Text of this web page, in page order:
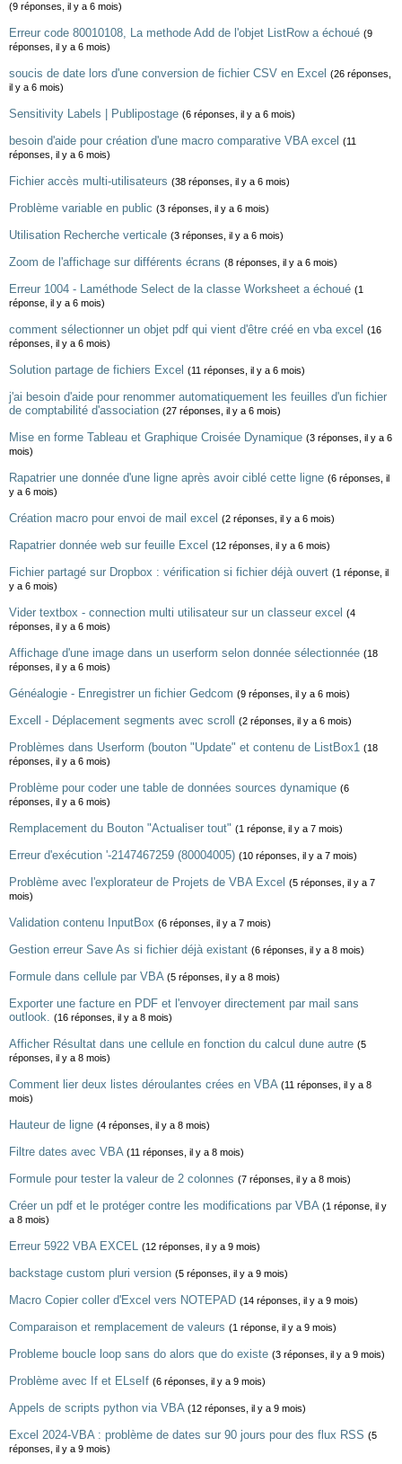
(9 réponses, il y a 6 mois)
Erreur code 80010108, La methode Add de l'objet ListRow a échoué (9
réponses, il y a 6 mois)
soucis de date lors d'une conversion de fichier CSV en Excel (26 réponses,
il y a 6 mois)
Sensitivity Labels | Publipostage (6 réponses, il y a 6 mois)
besoin d'aide pour création d'une macro comparative VBA excel (11
réponses, il y a 6 mois)
Fichier accès multi-utilisateurs (38 réponses, il y a 6 mois)
Problème variable en public (3 réponses, il y a 6 mois)
Utilisation Recherche verticale (3 réponses, il y a 6 mois)
Zoom de l'affichage sur différents écrans (8 réponses, il y a 6 mois)
Erreur 1004 - Laméthode Select de la classe Worksheet a échoué (1
réponse, il y a 6 mois)
comment sélectionner un objet pdf qui vient d'être créé en vba excel (16
réponses, il y a 6 mois)
Solution partage de fichiers Excel (11 réponses, il y a 6 mois)
j'ai besoin d'aide pour renommer automatiquement les feuilles d'un fichier
de comptabilité d'association (27 réponses, il y a 6 mois)
Mise en forme Tableau et Graphique Croisée Dynamique (3 réponses, il y a 6
mois)
Rapatrier une donnée d'une ligne après avoir ciblé cette ligne (6 réponses, il
y a 6 mois)
Création macro pour envoi de mail excel (2 réponses, il y a 6 mois)
Rapatrier donnée web sur feuille Excel (12 réponses, il y a 6 mois)
Fichier partagé sur Dropbox : vérification si fichier déjà ouvert (1 réponse, il
y a 6 mois)
Vider textbox - connection multi utilisateur sur un classeur excel (4
réponses, il y a 6 mois)
Affichage d'une image dans un userform selon donnée sélectionnée (18
réponses, il y a 6 mois)
Généalogie - Enregistrer un fichier Gedcom (9 réponses, il y a 6 mois)
Excell - Déplacement segments avec scroll (2 réponses, il y a 6 mois)
Problèmes dans Userform (bouton "Update" et contenu de ListBox1 (18
réponses, il y a 6 mois)
Problème pour coder une table de données sources dynamique (6
réponses, il y a 6 mois)
Remplacement du Bouton "Actualiser tout" (1 réponse, il y a 7 mois)
Erreur d'exécution '-2147467259 (80004005) (10 réponses, il y a 7 mois)
Problème avec l'explorateur de Projets de VBA Excel (5 réponses, il y a 7
mois)
Validation contenu InputBox (6 réponses, il y a 7 mois)
Gestion erreur Save As si fichier déjà existant (6 réponses, il y a 8 mois)
Formule dans cellule par VBA (5 réponses, il y a 8 mois)
Exporter une facture en PDF et l'envoyer directement par mail sans
outlook. (16 réponses, il y a 8 mois)
Afficher Résultat dans une cellule en fonction du calcul dune autre (5
réponses, il y a 8 mois)
Comment lier deux listes déroulantes crées en VBA (11 réponses, il y a 8
mois)
Hauteur de ligne (4 réponses, il y a 8 mois)
Filtre dates avec VBA (11 réponses, il y a 8 mois)
Formule pour tester la valeur de 2 colonnes (7 réponses, il y a 8 mois)
Créer un pdf et le protéger contre les modifications par VBA (1 réponse, il y
a 8 mois)
Erreur 5922 VBA EXCEL (12 réponses, il y a 9 mois)
backstage custom pluri version (5 réponses, il y a 9 mois)
Macro Copier coller d'Excel vers NOTEPAD (14 réponses, il y a 9 mois)
Comparaison et remplacement de valeurs (1 réponse, il y a 9 mois)
Probleme boucle loop sans do alors que do existe (3 réponses, il y a 9 mois)
Problème avec If et ELseIf (6 réponses, il y a 9 mois)
Appels de scripts python via VBA (12 réponses, il y a 9 mois)
Excel 2024-VBA : problème de dates sur 90 jours pour des flux RSS (5
réponses, il y a 9 mois)